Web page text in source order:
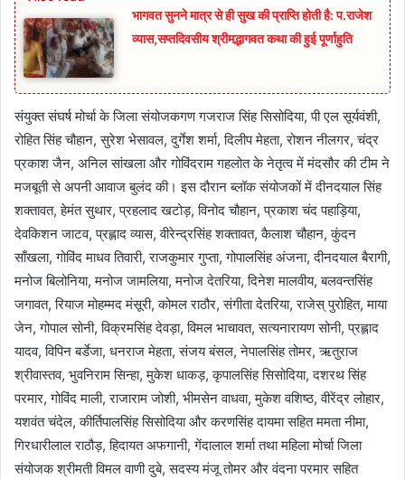
भागवत सुनने मात्र से ही सुख की प्राप्ति होती है: प.राजेश
व्यास,सप्तदिवसीय श्रीमद्भागवत कथा की हुई पूर्णाहुति
संयुक्त संघर्ष मोर्चा के जिला संयोजकगण गजराज सिंह सिसोदिया, पी एल सूर्यवंशी,
रोहित सिंह चौहान, सुरेश भेसावल, दुर्गेश शर्मा, दिलीप मेहता, रोशन नीलगर, चंद्र
प्रकाश जैन, अनिल सांखला और गोविंदराम गहलोत के नेतृत्व में मंदसौर की टीम ने
मजबूती से अपनी आवाज बुलंद की। इस दौरान ब्लॉक संयोजकों में दीनदयाल सिंह
शक्तावत, हेमंत सुथार, प्रहलाद खटोड़, विनोद चौहान, प्रकाश चंद पहाड़िया,
देवकिशन जाटव, प्रह्लाद व्यास, वीरेन्द्रसिंह शक्तावत, कैलाश चौहान, कुंदन
साँखला, गोविंद माधव तिवारी, राजकुमार गुप्ता, गोपालसिंह अंजना, दीनदयाल बैरागी,
मनोज बिलोनिया, मनोज जामलिया, मनोज देतरिया, दिनेश मालवीय, बलवन्तसिंह
जगावत, रियाज मोहम्मद मंसूरी, कोमल राठौर, संगीता देतरिया, राजेस् पुरोहित, माया
जेन, गोपाल सोनी, विक्रमसिंह देवड़ा, विमल भाचावत, सत्यनारायण सोनी, प्रह्लाद
यादव, विपिन बर्डेजा, धनराज मेहता, संजय बंसल, नेपालसिंह तोमर, ऋतुराज
श्रीवास्तव, भुवनिराम सिन्हा, मुकेश धाकड़, कृपालसिंह सिसोदिया, दशरथ सिंह
परमार, गोविंद माली, राजाराम जोशी, भीमसेन वाधवा, मुकेश वशिष्ठ, वीरेंद्र लोहार,
यशवंत चंदेल, कीर्तिपालसिंह सिसोदिया और करणसिंह दायमा सहित ममता नीमा,
गिरधारीलाल राठौड़, हिदायत अफगानी, गेंदालाल शर्मा तथा महिला मोर्चा जिला
संयोजक श्रीमती विमल वाणी दुबे, सदस्य मंजू तोमर और वंदना परमार सहित